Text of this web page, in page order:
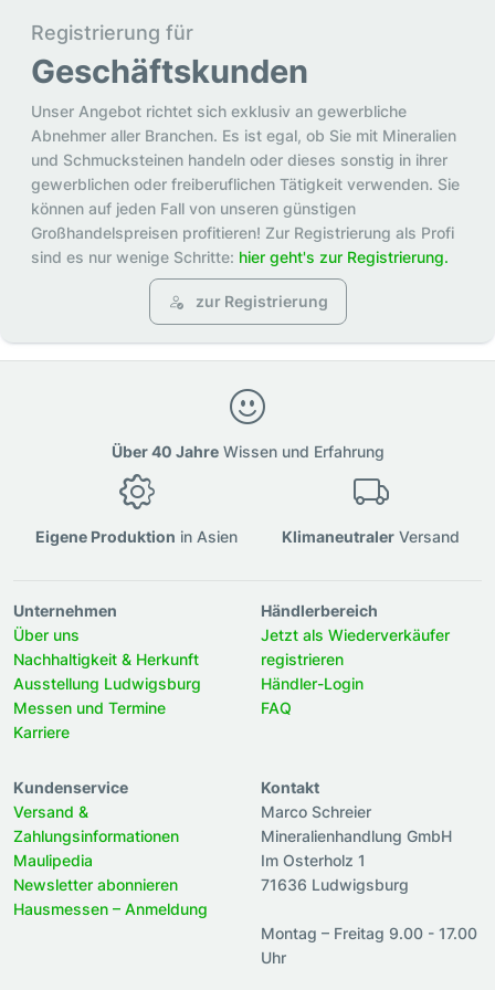
Registrierung für
Geschäftskunden
Unser Angebot richtet sich exklusiv an gewerbliche
Abnehmer aller Branchen. Es ist egal, ob Sie mit Mineralien
und Schmucksteinen handeln oder dieses sonstig in ihrer
gewerblichen oder freiberuflichen Tätigkeit verwenden. Sie
können auf jeden Fall von unseren günstigen
Großhandelspreisen profitieren! Zur Registrierung als Profi
sind es nur wenige Schritte: hier geht's zur Registrierung.
zur Registrierung
Über 40 JahreWissen und Erfahrung
Eigene Produktion in Asien Klimaneutraler Versand
Unternehmen
Über uns
Nachhaltigkeit & Herkunft
Ausstellung Ludwigsburg
Messen und Termine
Karriere
Händlerbereich
Jetzt als Wiederverkäufer
registrieren
Händler-Login
FAQ
Kundenservice
Versand &
Zahlungsinformationen
Maulipedia
Newsletter abonnieren
Hausmessen – Anmeldung
Kontakt
Marco Schreier
Mineralienhandlung GmbH
Im Osterholz 1
71636 Ludwigsburg
Montag – Freitag 9.00 - 17.00
Uhr